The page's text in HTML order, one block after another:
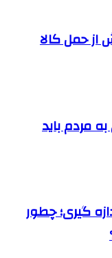
از حمل کالا
مردم باید
گیری؛ چطور